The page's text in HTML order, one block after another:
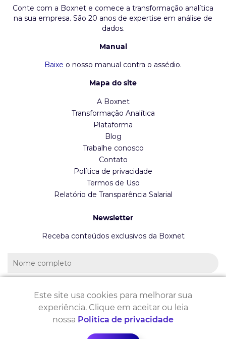
Conte com a Boxnet e comece a transformação analítica
na sua empresa. São 20 anos de expertise em análise de
dados.
Manual
Baixe o nosso manual contra o assédio.
Mapa do site
A Boxnet
Transformação Analítica
Plataforma
Blog
Trabalhe conosco
Contato
Política de privacidade
Termos de Uso
Relatório de Transparência Salarial
Newsletter
Receba conteúdos exclusivos da Boxnet
Copyright 2026 - Boxnet | Desenvolvido por
Este site usa cookies para melhorar sua
experiência. Clique em aceitar ou leia
nossa Politica de privacidade